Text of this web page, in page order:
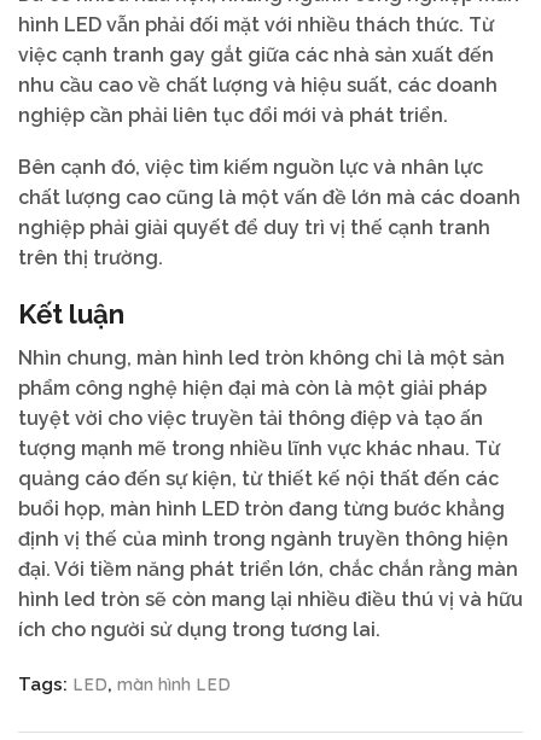
hình LED vẫn phải đối mặt với nhiều thách thức. Từ
việc cạnh tranh gay gắt giữa các nhà sản xuất đến
nhu cầu cao về chất lượng và hiệu suất, các doanh
nghiệp cần phải liên tục đổi mới và phát triển.
Bên cạnh đó, việc tìm kiếm nguồn lực và nhân lực
chất lượng cao cũng là một vấn đề lớn mà các doanh
nghiệp phải giải quyết để duy trì vị thế cạnh tranh
trên thị trường.
Kết luận
Nhìn chung, màn hình led tròn không chỉ là một sản
phẩm công nghệ hiện đại mà còn là một giải pháp
tuyệt vời cho việc truyền tải thông điệp và tạo ấn
tượng mạnh mẽ trong nhiều lĩnh vực khác nhau. Từ
quảng cáo đến sự kiện, từ thiết kế nội thất đến các
buổi họp, màn hình LED tròn đang từng bước khẳng
định vị thế của mình trong ngành truyền thông hiện
đại. Với tiềm năng phát triển lớn, chắc chắn rằng màn
hình led tròn sẽ còn mang lại nhiều điều thú vị và hữu
ích cho người sử dụng trong tương lai.
Tags: LED, màn hình LED